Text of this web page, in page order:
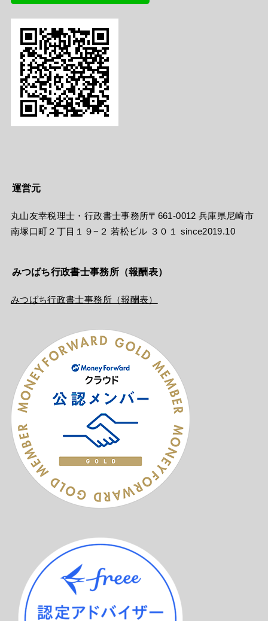
運営元
丸山友幸税理士・行政書士事務所〒661-0012 兵庫県尼崎市
南塚口町２丁目１９−２ 若松ビル ３０１ since2019.10
みつばち行政書士事務所（報酬表）
みつばち行政書士事務所（報酬表）